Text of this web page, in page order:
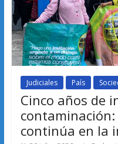
Judiciales País
Cinco años de
contaminación:
continúa en la